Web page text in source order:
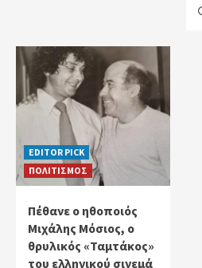
EDITOR PICK
ΠΟΛΙΤΙΣΜΟΣ
Πέθανε ο ηθοποιός
Μιχάλης Μόσιος, ο
θρυλικός «Ταμτάκος»
του ελληνικού σινεμά